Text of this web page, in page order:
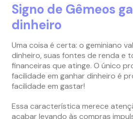
Signo de Gêmeos
dinheiro
Uma coisa é certa: o geminiano
dinheiro, suas fontes de renda e
financeiras que atinge. O único
facilidade em ganhar dinheiro é
facilidade em gastar!
Essa característica merece
acabar levando às compras